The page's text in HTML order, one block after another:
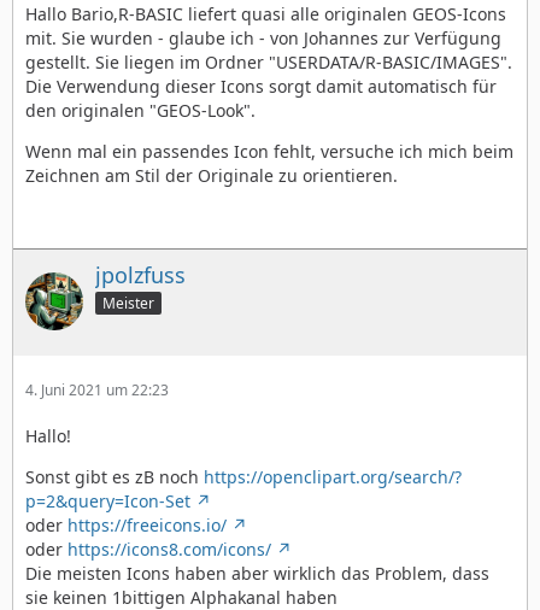
Hallo Bario,R-BASIC liefert quasi alle originalen GEOS-Icons
mit. Sie wurden - glaube ich - von Johannes zur Verfügung
gestellt. Sie liegen im Ordner "USERDATA/R-BASIC/IMAGES".
Die Verwendung dieser Icons sorgt damit automatisch für
den originalen "GEOS-Look".
Wenn mal ein passendes Icon fehlt, versuche ich mich beim
Zeichnen am Stil der Originale zu orientieren.
jpolzfuss
Meister
4. Juni 2021 um 22:23
Hallo!
Sonst gibt es zB noch https://openclipart.org/search/?
p=2&query=Icon-Set
oder https://freeicons.io/
oder https://icons8.com/icons/
Die meisten Icons haben aber wirklich das Problem, dass
sie keinen 1bittigen Alphakanal haben